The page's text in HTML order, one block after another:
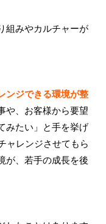
組みやカルチャーが
ンジできる環境が整
や、お客様から要望
みたい」と手を挙げ
ャレンジさせてもら
が、若手の成長を後